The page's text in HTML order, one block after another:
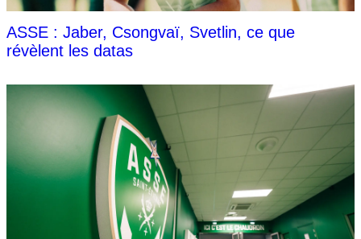
ASSE : Jaber, Csongvaï, Svetlin, ce que
révèlent les datas